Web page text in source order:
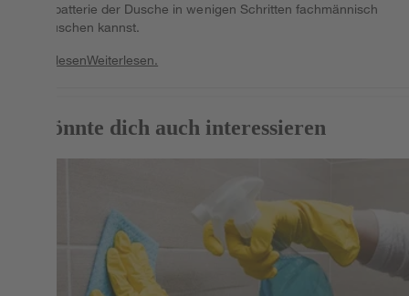
Mischbatterie der Dusche in wenigen Schritten fachmännisch
austauschen kannst.
WeiterlesenWeiterlesen.
Das könnte dich auch interessieren